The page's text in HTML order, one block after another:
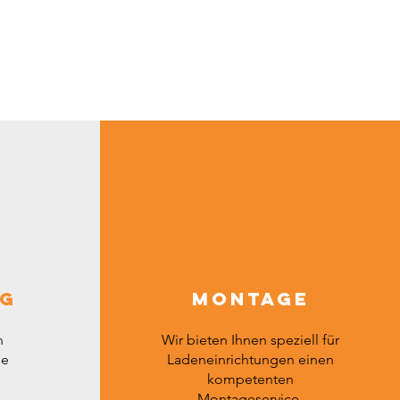
Montage
Wir bieten Ihnen speziell für
Ladeneinrichtungen einen
kompetenten